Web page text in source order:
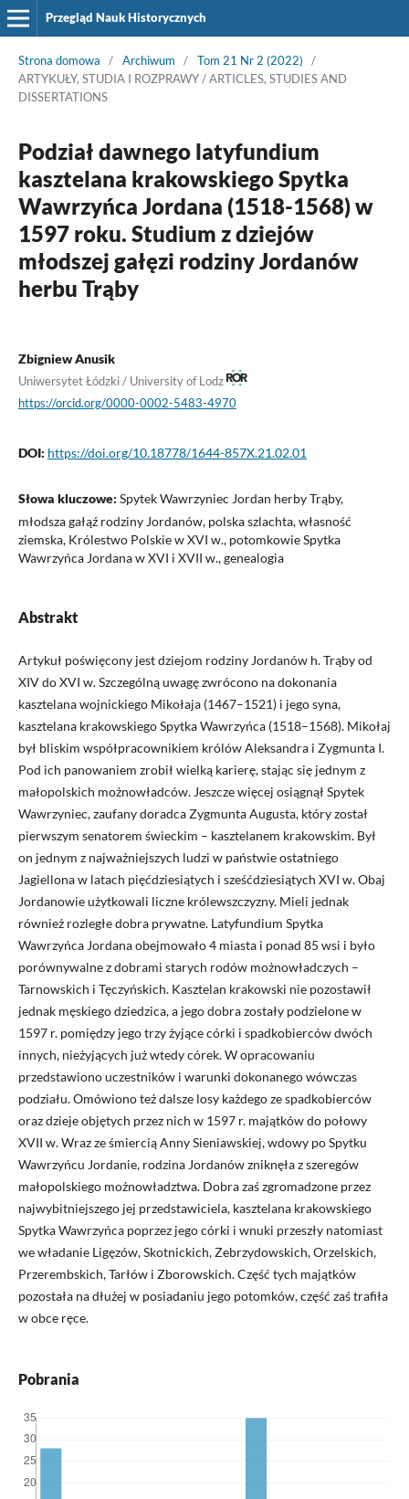
Przegląd Nauk Historycznych
Strona domowa / Archiwum / Tom 21 Nr 2 (2022)
/
ARTYKUŁY, STUDIA I ROZPRAWY / ARTICLES, STUDIES AND
DISSERTATIONS
Podział dawnego latyfundium
kasztelana krakowskiego Spytka
Wawrzyńca Jordana (1518-1568) w
1597 roku. Studium z dziejów
młodszej gałęzi rodziny Jordanów
herbu Trąby
Zbigniew Anusik
Uniwersytet Łódzki / University of Lodz
https://orcid.org/0000-0002-5483-4970
DOI: https://doi.org/10.18778/1644-857X.21.02.01
Słowa kluczowe: Spytek Wawrzyniec Jordan herby Trąby,
młodsza gałąź rodziny Jordanów, polska szlachta, własność
ziemska, Królestwo Polskie w XVI w., potomkowie Spytka
Wawrzyńca Jordana w XVI i XVII w., genealogia
Abstrakt
Artykuł poświęcony jest dziejom rodziny Jordanów h. Trąby od
XIV do XVI w. Szczególną uwagę zwrócono na dokonania
kasztelana wojnickiego Mikołaja (1467–1521) i jego syna,
kasztelana krakowskiego Spytka Wawrzyńca (1518–1568). Mikołaj
był bliskim współpracownikiem królów Aleksandra i Zygmunta I.
Pod ich panowaniem zrobił wielką karierę, stając się jednym z
małopolskich możnowładców. Jeszcze więcej osiągnął Spytek
Wawrzyniec, zaufany doradca Zygmunta Augusta, który został
pierwszym senatorem świeckim – kasztelanem krakowskim. Był
on jednym z najważniejszych ludzi w państwie ostatniego
Jagiellona w latach pięćdziesiątych i sześćdziesiątych XVI w. Obaj
Jordanowie użytkowali liczne królewszczyzny. Mieli jednak
również rozległe dobra prywatne. Latyfundium Spytka
Wawrzyńca Jordana obejmowało 4 miasta i ponad 85 wsi i było
porównywalne z dobrami starych rodów możnowładczych –
Tarnowskich i Tęczyńskich. Kasztelan krakowski nie pozostawił
jednak męskiego dziedzica, a jego dobra zostały podzielone w
1597 r. pomiędzy jego trzy żyjące córki i spadkobierców dwóch
innych, nieżyjących już wtedy córek. W opracowaniu
przedstawiono uczestników i warunki dokonanego wówczas
podziału. Omówiono też dalsze losy każdego ze spadkobierców
oraz dzieje objętych przez nich w 1597 r. majątków do połowy
XVII w. Wraz ze śmiercią Anny Sieniawskiej, wdowy po Spytku
Wawrzyńcu Jordanie, rodzina Jordanów zniknęła z szeregów
małopolskiego możnowładztwa. Dobra zaś zgromadzone przez
najwybitniejszego jej przedstawiciela, kasztelana krakowskiego
Spytka Wawrzyńca poprzez jego córki i wnuki przeszły natomiast
we władanie Ligęzów, Skotnickich, Zebrzydowskich, Orzelskich,
Przerembskich, Tarłów i Zborowskich. Część tych majątków
pozostała na dłużej w posiadaniu jego potomków, część zaś trafiła
w obce ręce.
Pobrania